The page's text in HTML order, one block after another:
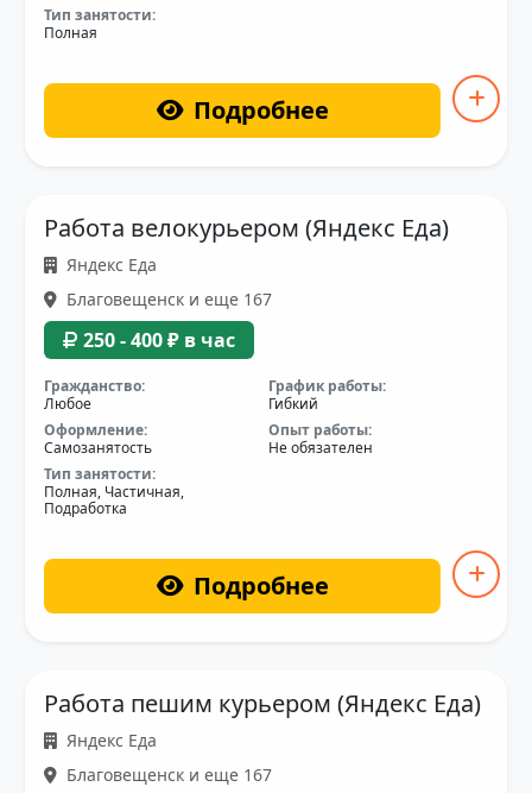
Тип занятости:
Полная
Подробнее
Работа велокурьером (Яндекс Еда)
Яндекс Еда
Благовещенск и еще 167
250 - 400 ₽ в час
Гражданство:
Любое
График работы:
Гибкий
Оформление:
Самозанятость
Опыт работы:
Не обязателен
Тип занятости:
Полная, Частичная,
Подработка
Подробнее
Работа пешим курьером (Яндекс Еда)
Яндекс Еда
Благовещенск и еще 167